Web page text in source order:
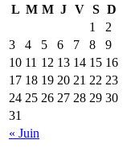
L M M J V S D
« Juin
1
2
3
4 5 6 7 8
9
10 11 12 13 14 15 16
17 18 19 20 21 22 23
24 25 26 27 28 29 30
31